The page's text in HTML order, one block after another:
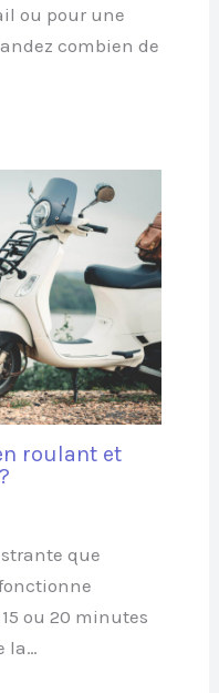
ou pour une
combien de
roulant et
que
ou 20 minutes
la…